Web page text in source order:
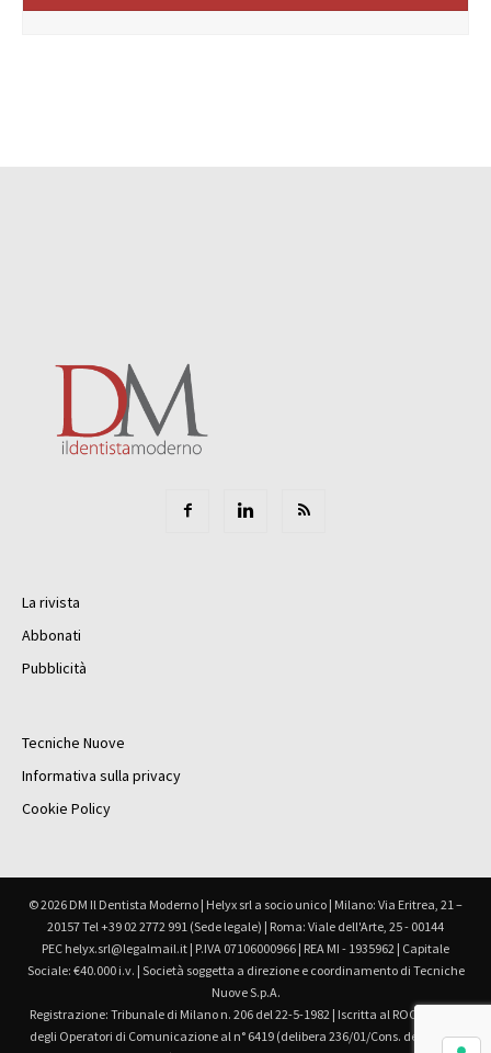
La rivista
Abbonati
Pubblicità
Tecniche Nuove
Informativa sulla privacy
Cookie Policy
© 2026 DM Il Dentista Moderno | Helyx srl a socio unico | Milano: Via Eritrea, 21 –
20157 Tel +39 02 2772 991 (Sede legale) | Roma: Viale dell'Arte, 25 - 00144
PEC helyx.srl@legalmail.it | P.IVA 07106000966 | REA MI - 1935962 | Capitale
Sociale: €40.000 i.v. | Società soggetta a direzione e coordinamento di Tecniche
Nuove S.p.A.
Registrazione: Tribunale di Milano n. 206 del 22-5-1982 | Iscritta al ROC Registro
degli Operatori di Comunicazione al n° 6419 (delibera 236/01/Cons. del 30.6.01